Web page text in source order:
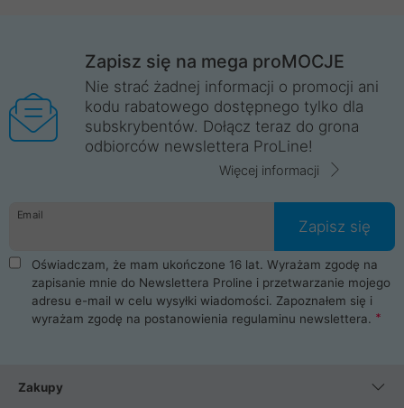
Zapisz się na mega proMOCJE
Nie strać żadnej informacji o promocji ani
kodu rabatowego dostępnego tylko dla
subskrybentów. Dołącz teraz do grona
odbiorców newslettera ProLine!
Więcej informacji
Email
Zapisz się
Oświadczam, że mam ukończone 16 lat. Wyrażam zgodę na
zapisanie mnie do Newslettera Proline i przetwarzanie mojego
adresu e-mail w celu wysyłki wiadomości. Zapoznałem się i
wyrażam zgodę na postanowienia regulaminu newslettera.
Zakupy